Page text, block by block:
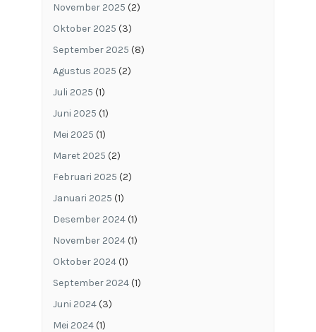
November 2025 (2)
Oktober 2025 (3)
September 2025 (8)
Agustus 2025 (2)
Juli 2025 (1)
Juni 2025 (1)
Mei 2025 (1)
Maret 2025 (2)
Februari 2025 (2)
Januari 2025 (1)
Desember 2024(1)
November 2024(1)
Oktober 2024(1)
September 2024(1)
Juni 2024(3)
Mei 2024(1)